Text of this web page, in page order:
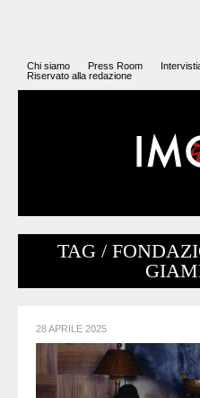
Chi siamo Press Room
Riservato alla redazione
TAG /
28 APRILE 2025